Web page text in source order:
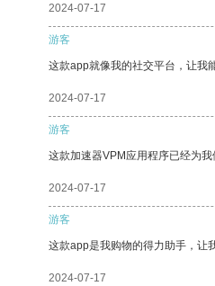
2024-07-17
游客
这款app就像我的社交平台，让我
2024-07-17
游客
这款加速器VPM应用程序已经为我
2024-07-17
游客
这款app是我购物的得力助手，让
2024-07-17